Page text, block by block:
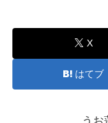
X
はてブ
うお